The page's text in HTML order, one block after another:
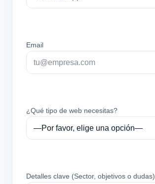
Email
¿Qué tipo de web necesitas?
Detalles clave (Sector, objetivos o dudas)